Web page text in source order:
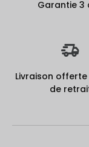
Garantie 3
Livraison
de